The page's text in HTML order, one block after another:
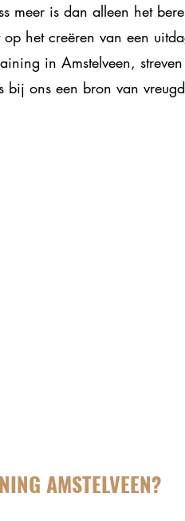
meer is dan alleen het
het creëren van een
in Amstelveen,
bij ons een bron van
AMSTELVEEN?